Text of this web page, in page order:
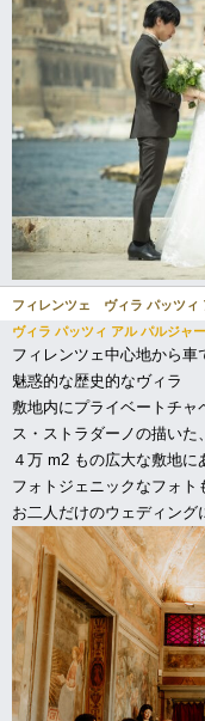
フィレンツェ ヴィラ パッツィ
ヴィラ パッツィ アル パルジャ
フィレンツェ中心地から
魅惑的な歴史的なヴィラ
敷地内にプライベートチャ
ス・ストラダーノの描い
４万 m2 もの広大な敷地
フォトジェニックなフォト
お二人だけのウェディング